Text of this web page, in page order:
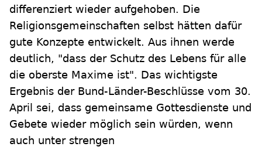
differenziert wieder aufgehoben. Die
Religionsgemeinschaften selbst hätten dafür
gute Konzepte entwickelt. Aus ihnen werde
deutlich, "dass der Schutz des Lebens für alle
die oberste Maxime ist". Das wichtigste
Ergebnis der Bund-Länder-Beschlüsse vom 30.
April sei, dass gemeinsame Gottesdienste und
Gebete wieder möglich sein würden, wenn
auch unter strengen